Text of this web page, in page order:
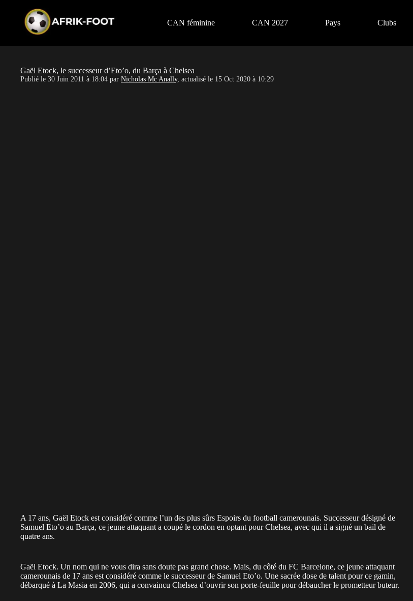
CAN féminine CAN 2027 Pays Clubs
Gaël Etock, le successeur d’Eto’o, du Barça à Chelsea
Publié le 30 Juin 2011 à 18:04 par Nicholas Mc Anally, actualisé le 15 Oct 2020 à 10:29
A 17 ans, Gaël Etock est considéré comme l’un des plus sûrs Espoirs du football camerounais. Successeur désigné de
Samuel Eto’o au Barça, ce jeune attaquant a coupé le cordon en optant pour Chelsea, avec qui il a signé un bail de
quatre ans.
Gaël Etock. Un nom qui ne vous dira sans doute pas grand chose. Mais, du côté du FC Barcelone, ce jeune attaquant
camerounais de 17 ans est considéré comme le successeur de Samuel Eto’o. Une sacrée dose de talent pour ce gamin,
débarqué à La Masia en 2006, qui a convaincu Chelsea d’ouvrir son porte-feuille pour débaucher le prometteur buteur.